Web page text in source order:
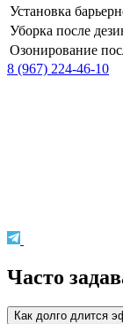
Установка
Уборка после
Озонирование
8 (967) 224-46-10
Часто
Как долго длится